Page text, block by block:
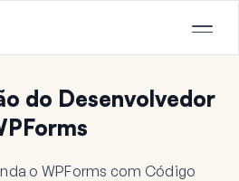
do Desenvolvedor
o WPForms com Código